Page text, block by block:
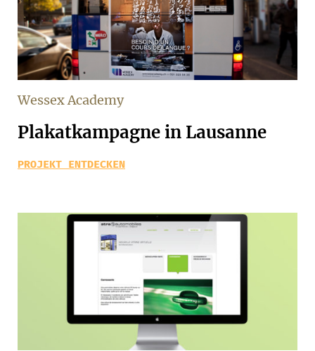
Wessex Academy
Plakatkampagne in Lausanne
PROJEKT ENTDECKEN